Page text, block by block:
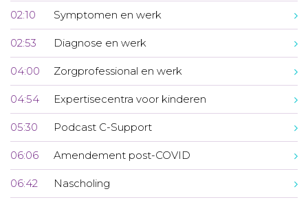
02:10 Symptomen en werk
02:53 Diagnose en werk
04:00 Zorgprofessional en werk
04:54 Expertisecentra voor kinderen
05:30 Podcast C-Support
06:06 Amendement post-COVID
06:42 Nascholing